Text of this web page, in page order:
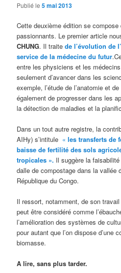
Publié le5 mai 2013
Cette deuxième édition se
passionnants. Le premier article
CHUNG. Il traitede l’évolution de
service de la médecine du futur
entre les physiciens et les
seulement d’avancer dans les
exemple, l’étude de l’anatomie et
également de progresser dans les
la détection de maladies et la
Dans un tout autre registre, la
AIHy) s’intitule «les transferts de
baisse de fertilité des sols
tropicales ». Il suggère la faisabilité
dalle de compostage dans la vallée
République du Congo.
Il ressort, notamment, de son
peut être considéré comme
l’amélioration des systèmes de
pour autant que l’on dispose d’une
biomasse.
A lire, sans plus tarder.